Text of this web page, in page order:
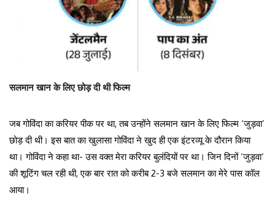
सलमान खान के लिए छोड़ दी थी फिल्म
जब गोविंदा का करियर पीक पर था, तब उन्होंने सलमान खान के लिए फिल्म ‘जुड़वा’
छोड़ दी थी। इस बात का खुलासा गोविंदा ने खुद ही एक इंटरव्यू के दौरान किया
था। गोविंदा ने कहा था- उस वक्त मेरा करियर बुलंदियों पर था। जिन दिनों ‘जुड़वा’
की शूटिंग चल रही थी, एक बार रात को करीब 2-3 बजे सलमान का मेरे पास कॉल
आया।